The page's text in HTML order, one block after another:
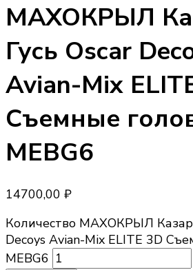
МАХОКРЫЛ
Гусь Oscar
Avian-Mix
Съемные
MEBG6
14700,00 ₽
Количество МАХОКРЫЛ
Decoys Avian-Mix ELITE 3D
MEBG6